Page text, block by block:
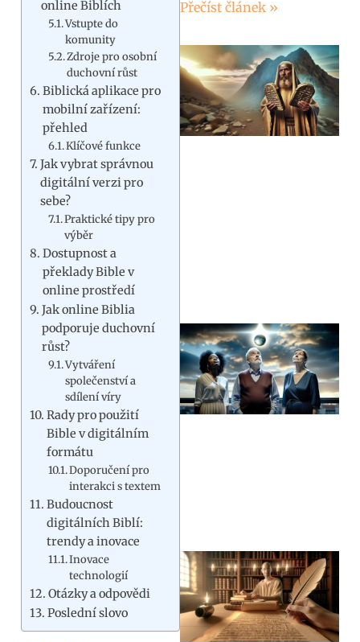
online Biblích
Vstupte do
komunity
Zdroje pro osobní
duchovní růst
Biblická aplikace pro
mobilní zařízení:
přehled
Klíčové funkce
Jak vybrat správnou
digitální verzi pro
sebe?
Praktické tipy pro
výběr
Dostupnost a
překlady Bible v
online prostředí
Jak online Biblia
podporuje duchovní
růst?
Vytváření
společenství a
sdílení víry
Rady pro použití
Bible v digitálním
formátu
Doporučení pro
interakci s textem
Budoucnost
digitálních Biblí:
trendy a inovace
Inovace
technologií
Otázky a odpovědi
Poslední slovo
Přečíst článek »